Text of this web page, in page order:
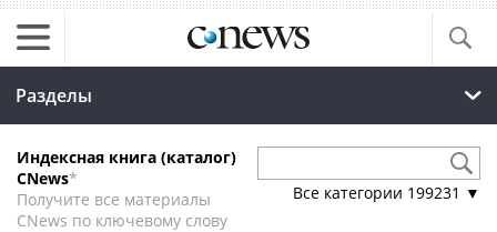
Разделы
Индексная книга (каталог)
CNews*
Получите все материалы
CNews по ключевому слову
Все категории 199231 ▼